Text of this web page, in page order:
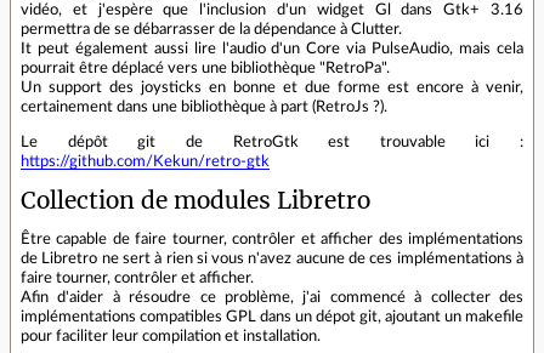
vidéo, et j'espère que l'inclusion d'un widget Gl dans Gtk+ 3.16
permettra de se débarrasser de la dépendance à Clutter.
It peut également aussi lire l'audio d'un Core via PulseAudio, mais cela
pourrait être déplacé vers une bibliothèque "RetroPa".
Un support des joysticks en bonne et due forme est encore à venir,
certainement dans une bibliothèque à part (RetroJs ?).
Le dépôt git de RetroGtk est trouvable ici :
https://github.com/Kekun/retro-gtk
Collection de modules Libretro
Être capable de faire tourner, contrôler et afficher des implémentations
de Libretro ne sert à rien si vous n'avez aucune de ces implémentations à
faire tourner, contrôler et afficher.
Afin d'aider à résoudre ce problème, j'ai commencé à collecter des
implémentations compatibles GPL dans un dépot git, ajoutant un makefile
pour faciliter leur compilation et installation.